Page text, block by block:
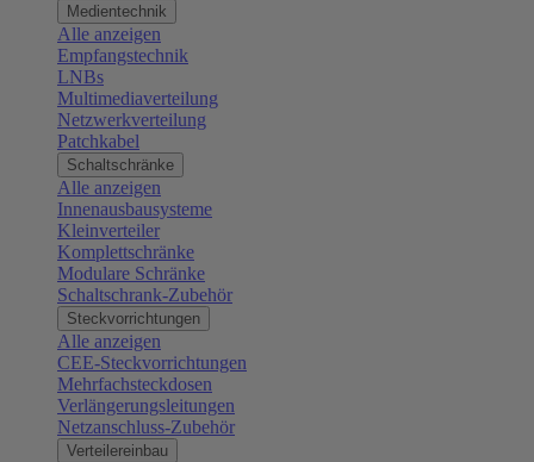
Medientechnik
Alle anzeigen
Empfangstechnik
LNBs
Multimediaverteilung
Netzwerkverteilung
Patchkabel
Schaltschränke
Alle anzeigen
Innenausbausysteme
Kleinverteiler
Komplettschränke
Modulare Schränke
Schaltschrank-Zubehör
Steckvorrichtungen
Alle anzeigen
CEE-Steckvorrichtungen
Mehrfachsteckdosen
Verlängerungsleitungen
Netzanschluss-Zubehör
Verteilereinbau